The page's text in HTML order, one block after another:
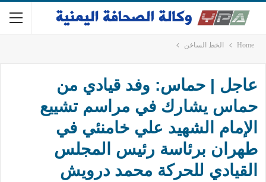
Home الخط الساخن
عاجل | حماس: وفد قيادي من
حماس يشارك في مراسم تشييع
الإمام الشهيد علي خامنئي في
طهران برئاسة رئيس المجلس
القيادي للحركة محمد درويش